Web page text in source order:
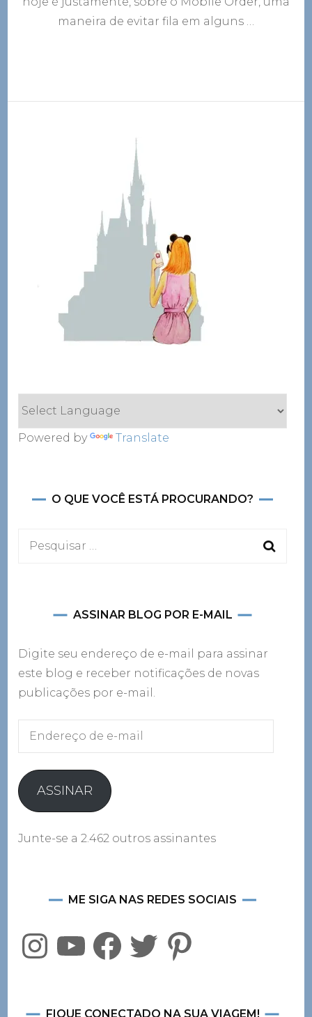
maneira de evitar fila em alguns …
Powered by Translate
O QUE VOCÊ ESTÁ PROCURANDO?
Pesquisar
ASSINAR BLOG POR E-MAIL
Digite seu endereço de e-mail para assinar
este blog e receber notificações de novas
publicações por e-mail.
Endereço
mailASSINAR
Junte-se a 2.462 outros assinantes
ME SIGA NAS REDES SOCIAIS
InstagramYouTubeFacebookTwitter Pinterest
FIQUE CONECTADO NA SUA VIAGEM!